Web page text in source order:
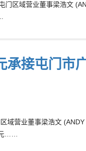
门区域营业董事梁浩文
承接屯门市
营业董事梁浩文
……